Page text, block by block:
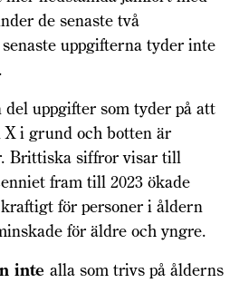
de senaste två
uppgifterna tyder inte
uppgifter som tyder på att
X i grund och botten är
Brittiska siffror visar till
fram till 2023 ökade
för personer i åldern
för äldre och yngre.
inte alla som trivs på ålderns